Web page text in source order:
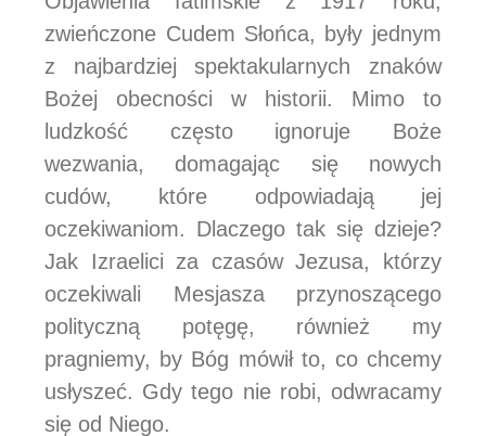
zwieńczone Cudem Słońca, były jednym
z najbardziej spektakularnych znaków
Bożej obecności w historii. Mimo to
ludzkość często ignoruje Boże
wezwania, domagając się nowych
cudów, które odpowiadają jej
oczekiwaniom. Dlaczego tak się dzieje?
Jak Izraelici za czasów Jezusa, którzy
oczekiwali Mesjasza przynoszącego
polityczną potęgę, również my
pragniemy, by Bóg mówił to, co chcemy
usłyszeć. Gdy tego nie robi, odwracamy
się od Niego.